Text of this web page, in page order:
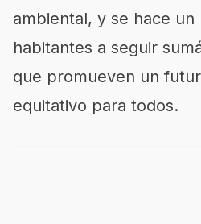
ambiental, y se hace un
habitantes a seguir
que promueven un
equitativo para todos.